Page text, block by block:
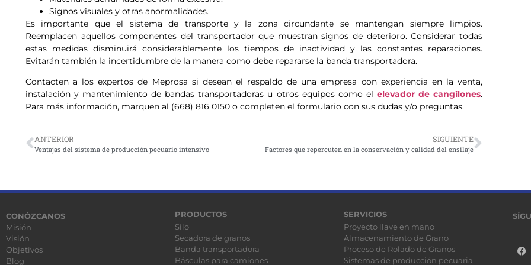
Signos visuales y otras anormalidades.
Es importante que el sistema de transporte y la zona circundante se mantengan siempre limpios.
Reemplacen aquellos componentes del transportador que muestran signos de deterioro. Considerar todas
estas medidas disminuirá considerablemente los tiempos de inactividad y las constantes reparaciones.
Evitarán también la incertidumbre de la manera como debe repararse la banda transportadora.
Contacten a los expertos de Meprosa si desean el respaldo de una empresa con experiencia en la venta,
instalación y mantenimiento de bandas transportadoras u otros equipos como el elevador de cangilones.
Para más información, marquen al (668) 816 0150 o completen el formulario con sus dudas y/o preguntas.
ANTERIOR
Ventajas del sistema de producción pecuario intensivo
SIGUIENTE
Factores que repercuten en la conservación y calidad del ensilaje
CONÓZCANOS
Misión
Visión
Objetivos
Blog
PRODUCTOS
Silo
Secadora de granos
Banda transportadora
Básculas para camiones
SERVICIOS
Proyecto llave en mano
Almacenamiento de Grano
Proceso de Rolado de Granos
Sistemas de producción pecuaria